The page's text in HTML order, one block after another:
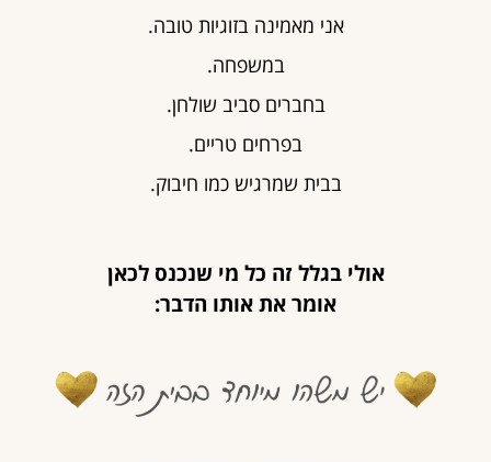
אני מאמינה בזוגיות טובה.
במשפחה.
בחברים סביב שולחן.
בפרחים טריים.
בבית שמרגיש כמו חיבוק.
אולי בגלל זה כל מי שנכנס לכאן
אומר את אותו הדבר: